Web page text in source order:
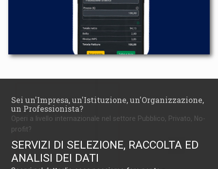
Sei un'Impresa, un'Istituzione, un'Organizzazione,
un Professionista?
Operi a livello internazionale nel settore Pubblico, Privato, No-
profit?
SERVIZI DI SELEZIONE, RACCOLTA ED
ANALISI DEI DATI